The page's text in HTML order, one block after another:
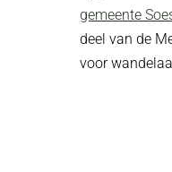
gemeente
deel van de
voor